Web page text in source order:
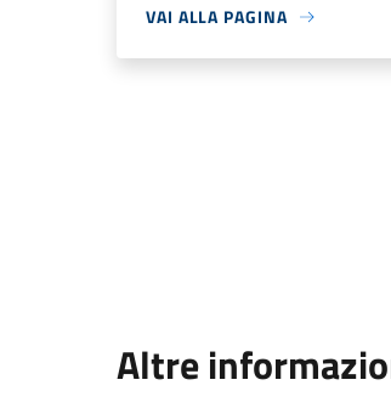
VAI ALLA PAGINA
Altre